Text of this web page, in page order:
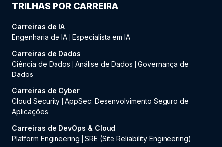
TRILHAS POR CARREIRA
Carreiras de IA
Engenharia de IA Especialista em IA
Carreiras de Dados
Ciência de Dados
Análise de Dados
Governança de
Dados
Carreiras de Cyber
Cloud Security AppSec: Desenvolvimento Seguro de
Aplicações
Carreiras de DevOps & Cloud
Platform Engineering
SRE (Site Reliability Engineering)